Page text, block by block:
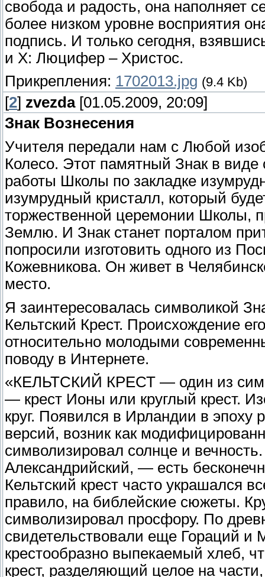
свобода и радость, она наполняет
более низком уровне восприятия
подпись. И только сегодня,
и Х: Люцифер – Христос.
Прикрепления: 1702013.jpg (9.4 Kb)
[2] zvezda[01.05.2009, 20:09]
Знак Вознесения
Учителя передали нам с Любой
Колесо. Этот памятный Знак в
работы Школы по закладке
изумрудный кристалл, который
торжественной церемонии Школы,
Землю. И Знак станет порталом
попросили изготовить одного из
Кожевникова. Он живет в
место.
Я заинтересовалась символикой
Кельтский Крест. Происхождение
относительно молодыми
поводу в Интернете.
«КЕЛЬТСКИЙ КРЕСТ — один из
— крест Ионы или круглый крест.
круг. Появился в Ирландии в эпоху
версий, возник как
символизировал солнце и
Александрийский, — есть
Кельтский крест часто украшался
правило, на библейские сюжеты.
символизировал просфору. По
свидетельствовали еще Гораций и
крестообразно выпекаемый хлеб,
крест, разделяющий целое на